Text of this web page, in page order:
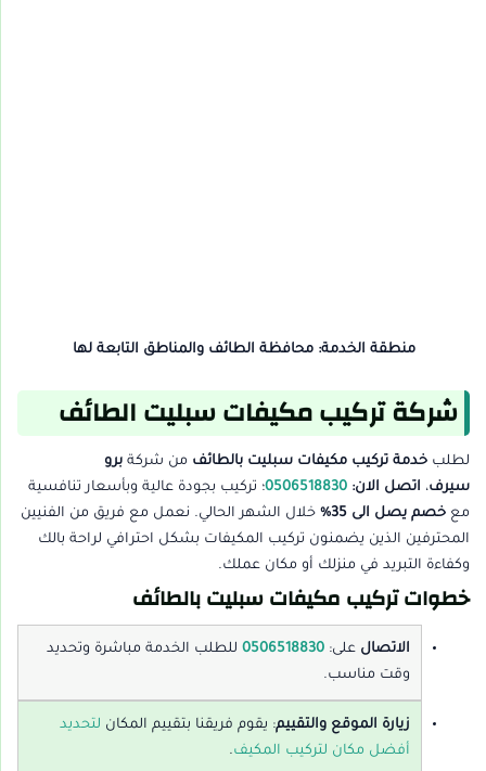
منطقة الخدمة: محافظة الطائف والمناطق التابعة لها
شركة تركيب مكيفات سبليت الطائف
لطلب خدمة تركيب مكيفات سبليت بالطائف من شركة برو
سيرف، اتصل الان: 0506518830؛ تركيب بجودة عالية وبأسعار تنافسية
مع خصم يصل الى 35%
خلال الشهر الحالي. نعمل مع فريق من الفنيين
المحترفين الذين يضمنون تركيب المكيفات بشكل احترافي لراحة بالك
وكفاءة التبريد في منزلك أو مكان عملك.
خطوات تركيب مكيفات سبليت بالطائف
الاتصال على: 0506518830للطلب الخدمة مباشرة وتحديد
وقت مناسب.
زيارة الموقع والتقييم: يقوم فريقنا بتقييم المكان لتحديد
أفضل مكان لتركيب المكيف.